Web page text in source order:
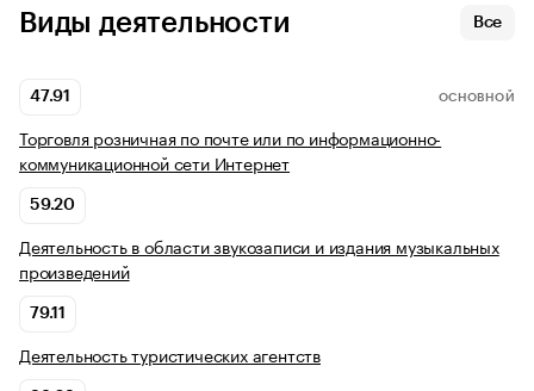
Виды деятельности Все
47.91 ОСНОВНОЙ
Торговля розничная по почте или по информационно-
коммуникационной сети Интернет
59.20
Деятельность в области звукозаписи и издания музыкальных
произведений
79.11
Деятельность туристических агентств